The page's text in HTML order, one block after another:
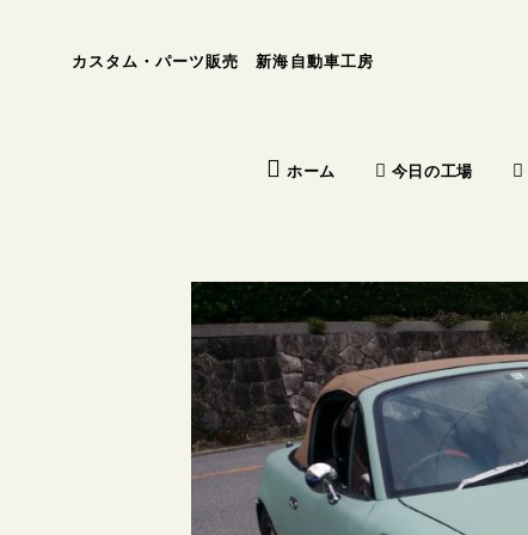
カスタム・パーツ販売 新海自動車工房
ホーム 今日の工場